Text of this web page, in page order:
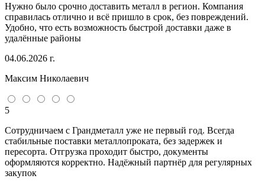
Нужно было срочно доставить металл в регион. Компания
справилась отлично и всё пришло в срок, без повреждений.
Удобно, что есть возможность быстрой доставки даже в
удалённые районы
04.06.2026 г.
Максим Николаевич
5
Сотрудничаем с Грандметалл уже не первый год. Всегда
стабильные поставки металлопроката, без задержек и
пересорта. Отгрузка проходит быстро, документы
оформляются корректно. Надёжный партнёр для регулярных
закупок